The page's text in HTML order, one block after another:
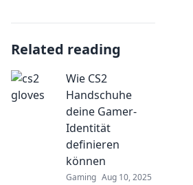
Related reading
Wie CS2
Handschuhe
deine Gamer-
Identität
definieren
können
Gaming Aug 10, 2025